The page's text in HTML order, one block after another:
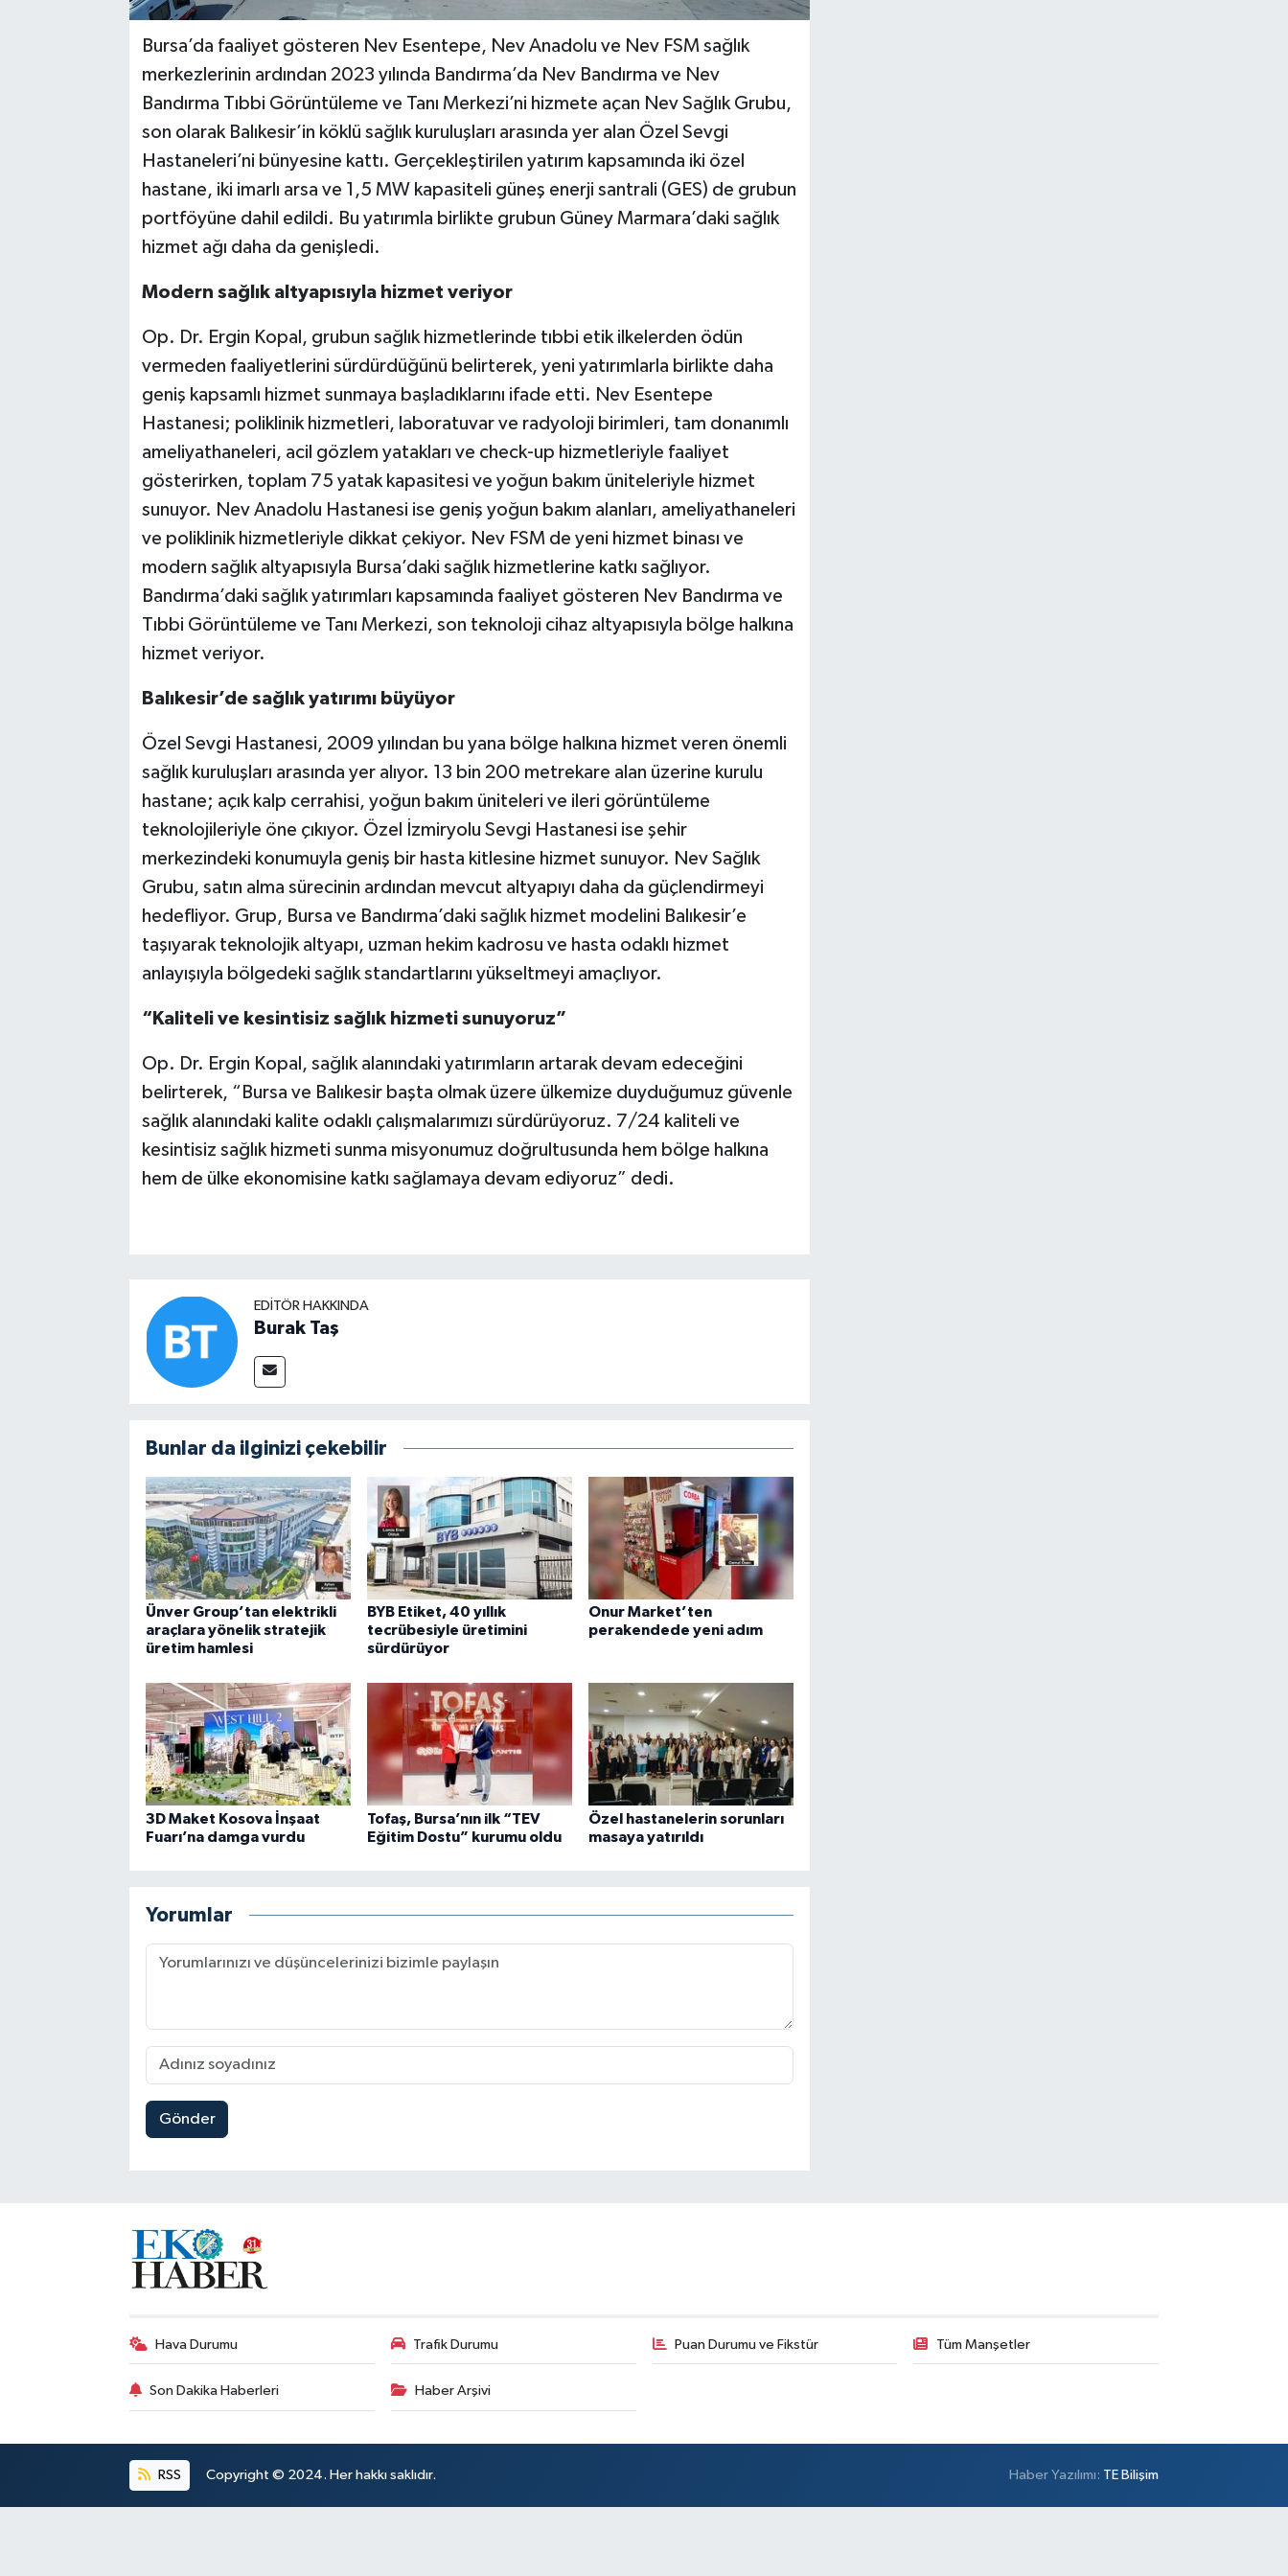
Bursa’da faaliyet gösteren Nev Esentepe, Nev Anadolu ve Nev FSM sağlık
merkezlerinin ardından 2023 yılında Bandırma’da Nev Bandırma ve Nev
Bandırma Tıbbi Görüntüleme ve Tanı Merkezi’ni hizmete açan Nev Sağlık Grubu,
son olarak Balıkesir’in köklü sağlık kuruluşları arasında yer alan Özel Sevgi
Hastaneleri’ni bünyesine kattı. Gerçekleştirilen yatırım kapsamında iki özel
hastane, iki imarlı arsa ve 1,5 MW kapasiteli güneş enerji santrali (GES) de grubun
portföyüne dahil edildi. Bu yatırımla birlikte grubun Güney Marmara’daki sağlık
hizmet ağı daha da genişledi.
Modern sağlık altyapısıyla hizmet veriyor
Op. Dr. Ergin Kopal, grubun sağlık hizmetlerinde tıbbi etik ilkelerden ödün
vermeden faaliyetlerini sürdürdüğünü belirterek, yeni yatırımlarla birlikte daha
geniş kapsamlı hizmet sunmaya başladıklarını ifade etti. Nev Esentepe
Hastanesi; poliklinik hizmetleri, laboratuvar ve radyoloji birimleri, tam donanımlı
ameliyathaneleri, acil gözlem yatakları ve check-up hizmetleriyle faaliyet
gösterirken, toplam 75 yatak kapasitesi ve yoğun bakım üniteleriyle hizmet
sunuyor. Nev Anadolu Hastanesi ise geniş yoğun bakım alanları, ameliyathaneleri
ve poliklinik hizmetleriyle dikkat çekiyor. Nev FSM de yeni hizmet binası ve
modern sağlık altyapısıyla Bursa’daki sağlık hizmetlerine katkı sağlıyor.
Bandırma’daki sağlık yatırımları kapsamında faaliyet gösteren Nev Bandırma ve
Tıbbi Görüntüleme ve Tanı Merkezi, son teknoloji cihaz altyapısıyla bölge halkına
hizmet veriyor.
Balıkesir’de sağlık yatırımı büyüyor
Özel Sevgi Hastanesi, 2009 yılından bu yana bölge halkına hizmet veren önemli
sağlık kuruluşları arasında yer alıyor. 13 bin 200 metrekare alan üzerine kurulu
hastane; açık kalp cerrahisi, yoğun bakım üniteleri ve ileri görüntüleme
teknolojileriyle öne çıkıyor. Özel İzmiryolu Sevgi Hastanesi ise şehir
merkezindeki konumuyla geniş bir hasta kitlesine hizmet sunuyor. Nev Sağlık
Grubu, satın alma sürecinin ardından mevcut altyapıyı daha da güçlendirmeyi
hedefliyor. Grup, Bursa ve Bandırma’daki sağlık hizmet modelini Balıkesir’e
taşıyarak teknolojik altyapı, uzman hekim kadrosu ve hasta odaklı hizmet
anlayışıyla bölgedeki sağlık standartlarını yükseltmeyi amaçlıyor.
“Kaliteli ve kesintisiz sağlık hizmeti sunuyoruz”
Op. Dr. Ergin Kopal, sağlık alanındaki yatırımların artarak devam edeceğini
belirterek, “Bursa ve Balıkesir başta olmak üzere ülkemize duyduğumuz güvenle
sağlık alanındaki kalite odaklı çalışmalarımızı sürdürüyoruz. 7/24 kaliteli ve
kesintisiz sağlık hizmeti sunma misyonumuz doğrultusunda hem bölge halkına
hem de ülke ekonomisine katkı sağlamaya devam ediyoruz” dedi.
EDITÖR HAKKINDA
Burak Taş
Bunlar da ilginizi çekebilir
Ünver Group’tan elektrikli
araçlara yönelik stratejik
üretim hamlesi
BYB Etiket, 40 yıllık
tecrübesiyle üretimini
sürdürüyor
Onur Market’ten
perakendede yeni adım
3D Maket Kosova İnşaat
Fuarı’na damga vurdu
Tofaş, Bursa’nın ilk “TEV
Eğitim Dostu” kurumu oldu
Özel hastanelerin sorunları
masaya yatırıldı
Yorumlar
Gönder
Hava Durumu Trafik Durumu Puan Durumu ve Fikstür Tüm Manşetler
Son Dakika Haberleri Haber Arşivi
RSS Copyright © 2024. Her hakkı saklıdır. Haber Yazılımı: TE Bilişim